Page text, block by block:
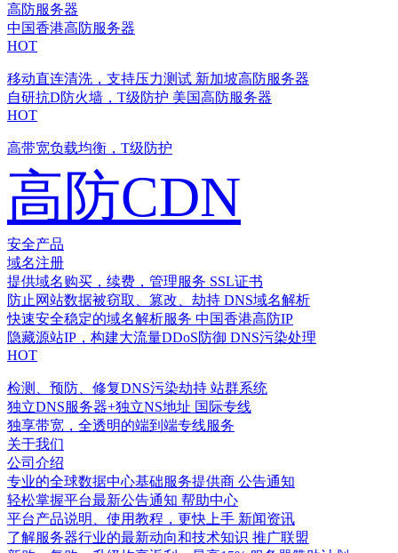
高防服务器
中国香港高防服务器
HOT
移动直连清洗，支持压力测试 新加坡高防服务器
自研抗D防火墙，T级防护 美国高防服务器
HOT
高带宽负载均衡，T级防护
高防CDN
安全产品
域名注册
提供域名购买，续费，管理服务 SSL证书
防止网站数据被窃取、篡改、劫持 DNS域名解析
快速安全稳定的域名解析服务 中国香港高防IP
隐藏源站IP，构建大流量DDoS防御 DNS污染处理
HOT
检测、预防、修复DNS污染劫持 站群系统
独立DNS服务器+独立NS地址 国际专线
独享带宽，全透明的端到端专线服务
关于我们
公司介绍
专业的全球数据中心基础服务提供商 公告通知
轻松掌握平台最新公告通知 帮助中心
平台产品说明、使用教程，更快上手 新闻资讯
了解服务器行业的最新动向和技术知识 推广联盟